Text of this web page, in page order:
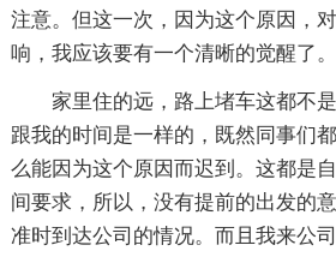
注意。但这一次，因为这个原因，
响，我应该要有一个清晰的觉醒了。
家里住的远，路上堵车这都不
跟我的时间是一样的，既然同事们
么能因为这个原因而迟到。这都是
间要求，所以，没有提前的出发的
准时到达公司的情况。而且我来公